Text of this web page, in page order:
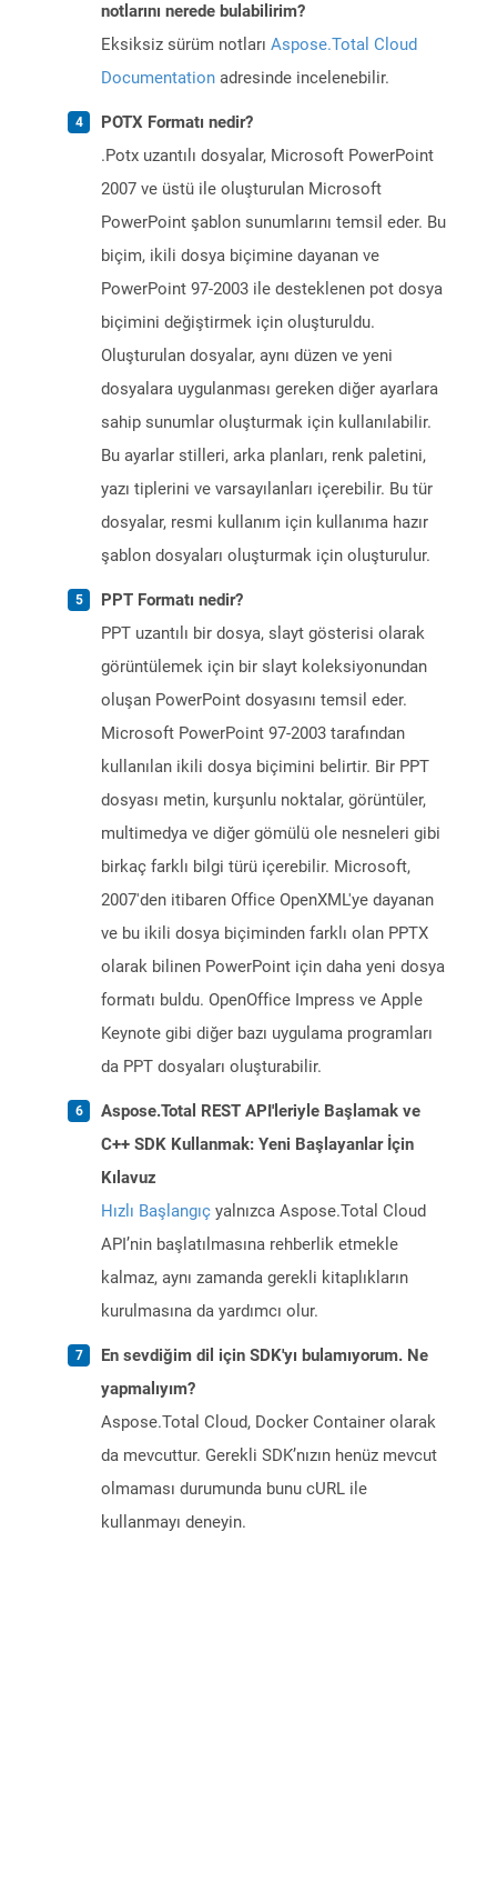
notlarını nerede bulabilirim?
Eksiksiz sürüm notları Aspose.Total Cloud
Documentation adresinde incelenebilir.
POTX Formatı nedir?
.Potx uzantılı dosyalar, Microsoft PowerPoint
2007 ve üstü ile oluşturulan Microsoft
PowerPoint şablon sunumlarını temsil eder. Bu
biçim, ikili dosya biçimine dayanan ve
PowerPoint 97-2003 ile desteklenen pot dosya
biçimini değiştirmek için oluşturuldu.
Oluşturulan dosyalar, aynı düzen ve yeni
dosyalara uygulanması gereken diğer ayarlara
sahip sunumlar oluşturmak için kullanılabilir.
Bu ayarlar stilleri, arka planları, renk paletini,
yazı tiplerini ve varsayılanları içerebilir. Bu tür
dosyalar, resmi kullanım için kullanıma hazır
şablon dosyaları oluşturmak için oluşturulur.
PPT Formatı nedir?
PPT uzantılı bir dosya, slayt gösterisi olarak
görüntülemek için bir slayt koleksiyonundan
oluşan PowerPoint dosyasını temsil eder.
Microsoft PowerPoint 97-2003 tarafından
kullanılan ikili dosya biçimini belirtir. Bir PPT
dosyası metin, kurşunlu noktalar, görüntüler,
multimedya ve diğer gömülü ole nesneleri gibi
birkaç farklı bilgi türü içerebilir. Microsoft,
2007'den itibaren Office OpenXML'ye dayanan
ve bu ikili dosya biçiminden farklı olan PPTX
olarak bilinen PowerPoint için daha yeni dosya
formatı buldu. OpenOffice Impress ve Apple
Keynote gibi diğer bazı uygulama programları
da PPT dosyaları oluşturabilir.
Aspose.Total REST API'leriyle Başlamak ve
C++ SDK Kullanmak: Yeni Başlayanlar İçin
Kılavuz
Hızlı Başlangıç yalnızca Aspose.Total Cloud
API’nin başlatılmasına rehberlik etmekle
kalmaz, aynı zamanda gerekli kitaplıkların
kurulmasına da yardımcı olur.
En sevdiğim dil için SDK'yı bulamıyorum. Ne
yapmalıyım?
Aspose.Total Cloud, Docker Container olarak
da mevcuttur. Gerekli SDK’nızın henüz mevcut
olmaması durumunda bunu cURL ile
kullanmayı deneyin.